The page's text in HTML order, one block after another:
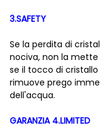
3.SAFETY
Se la perdita di
nociva, non la
se il tocco di
rimuove prego
dell'acqua.
GARANZIA 4.LIMITED